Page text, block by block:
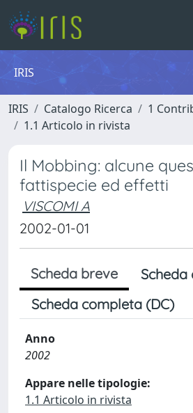
IRIS
IRIS Catalogo Ricerca
1
1.1 Articolo in rivista
Il Mobbing: alcune
fattispecie ed effetti
VISCOMI A
2002-01-01
Scheda breve
Scheda completa (DC)
Anno
2002
Appare nelle tipologie:
1.1 Articolo in rivista